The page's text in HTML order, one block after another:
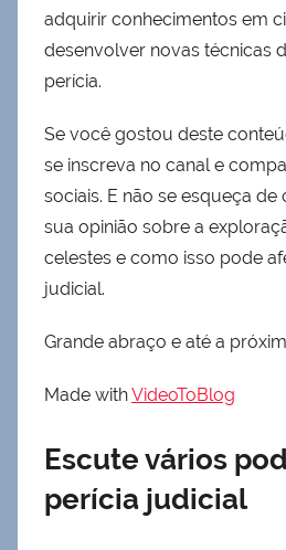
adquirir conhecimentos em
desenvolver novas técnicas
perícia.
Se você gostou deste
se inscreva no canal e
sociais. E não se esqueça
sua opinião sobre a
celestes e como isso pode
judicial.
Grande abraço e até a
Made withVideoToBlog
Escute vários
perícia judicial